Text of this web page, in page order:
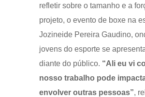
refletir sobre o tamanho e a
projeto, o evento de boxe na
Jozineide Pereira Gaudino,
jovens do esporte se
diante do público. “Ali eu vi
nosso trabalho pode
envolver outras pessoas”,